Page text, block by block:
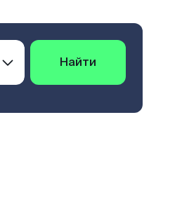
Найти